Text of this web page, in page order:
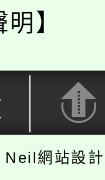
】
Neil網站設